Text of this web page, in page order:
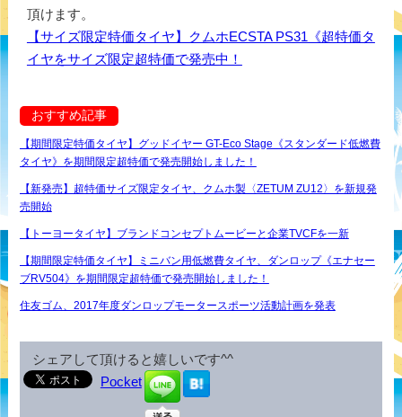
頂けます。
【サイズ限定特価タイヤ】クムホECSTA PS31《超特価タ
イヤをサイズ限定超特価で発売中！
おすすめ記事
【期間限定特価タイヤ】グッドイヤー GT-Eco Stage《スタンダード低燃費
タイヤ》を期間限定超特価で発売開始しました！
【新発売】超特価サイズ限定タイヤ、クムホ製〈ZETUM ZU12〉を新規発
売開始
【トーヨータイヤ】ブランドコンセプトムービーと企業TVCFを一新
【期間限定特価タイヤ】ミニバン用低燃費タイヤ、ダンロップ《エナセー
ブRV504》を期間限定超特価で発売開始しました！
住友ゴム、2017年度ダンロップモータースポーツ活動計画を発表
シェアして頂けると嬉しいです^^
Pocket